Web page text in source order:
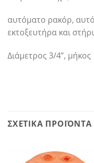
αυτόματο ρακόρ,
εκτοξευτήρα και
Διάμετρος 3/4”, μήκος
ΣΧΕΤΙΚΆ ΠΡΟΪΌΝΤΑ